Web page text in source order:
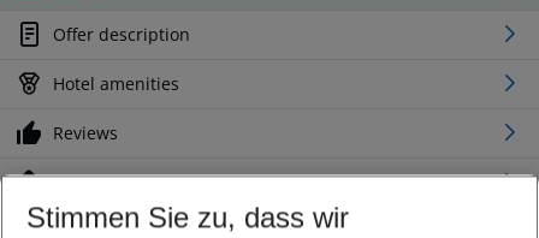
Offer description
Hotel amenities
Reviews
Location
Stimmen Sie zu, dass wir